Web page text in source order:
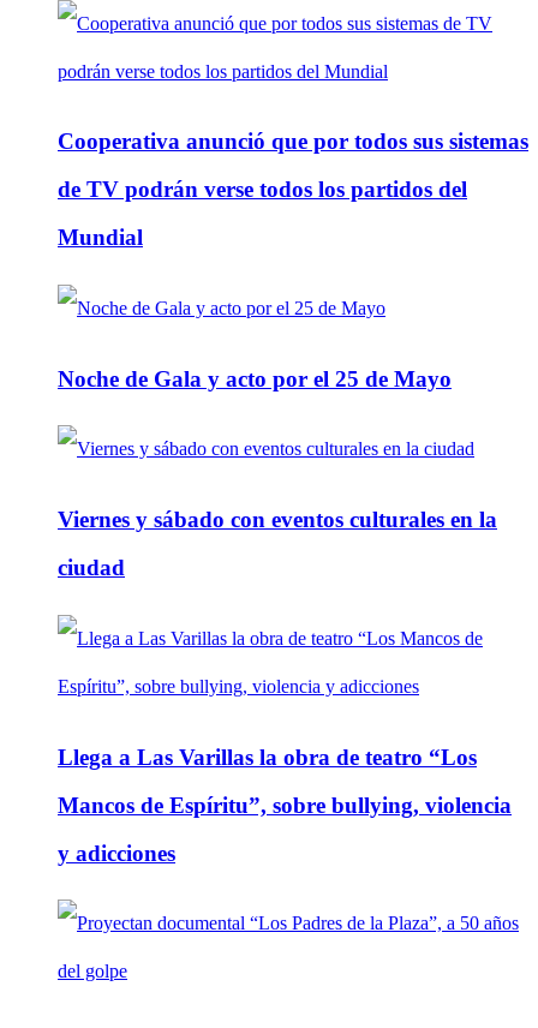
Cooperativa anunció que por todos sus sistemas
de TV podrán verse todos los partidos del
Mundial
Noche de Gala y acto por el 25 de Mayo
Viernes y sábado con eventos culturales en la
ciudad
Llega a Las Varillas la obra de teatro “Los
Mancos de Espíritu”, sobre bullying, violencia
y adicciones